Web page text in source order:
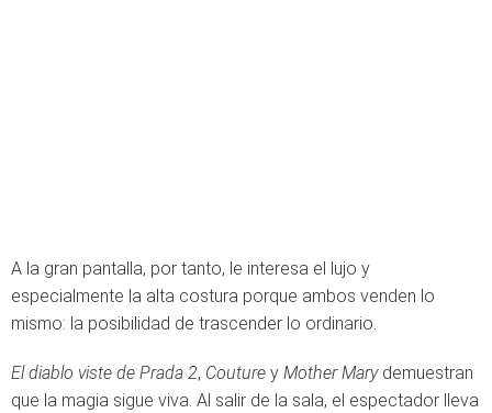
A la gran pantalla, por tanto, le interesa el lujo y
especialmente la alta costura porque ambos venden lo
mismo: la posibilidad de trascender lo ordinario.
El diablo viste de Prada 2, Couture y Mother Marydemuestran
que la magia sigue viva. Al salir de la sala, el espectador lleva